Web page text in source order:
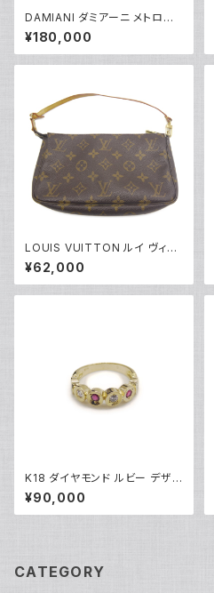
DAMIANI ダミアーニ メトロポ
リタンドリーム 6Pダイヤモンド
ネックレス K18WG 18金 アズ
キチェーン Y05255
¥180,000
LOUIS VUITTON ルイ ヴィト
ン ポシェット アクセソワール ポ
ーチ モノグラム M51980 Y052
27
¥62,000
K18 ダイヤモンド ルビー デザイ
ンリング 18金 指輪 8号 Y0491
8
¥90,000
CATEGORY